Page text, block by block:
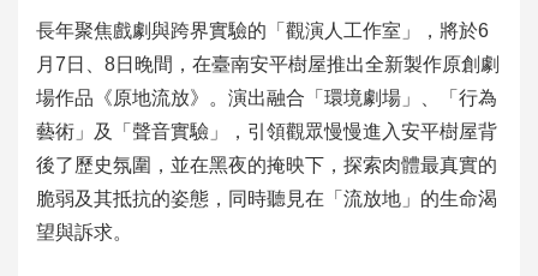
長年聚焦戲劇與跨界實驗的「觀演人工作室」，將於6
月7日、8日晚間，在臺南安平樹屋推出全新製作原創劇
場作品《原地流放》。演出融合「環境劇場」、「行為
藝術」及「聲音實驗」，引領觀眾慢慢進入安平樹屋背
後了歷史氛圍，並在黑夜的掩映下，探索肉體最真實的
脆弱及其抵抗的姿態，同時聽見在「流放地」的生命渴
望與訴求。